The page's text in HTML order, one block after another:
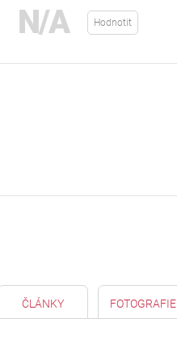
N/A Hodnotit
ČLÁNKY FOTOGRAFIE